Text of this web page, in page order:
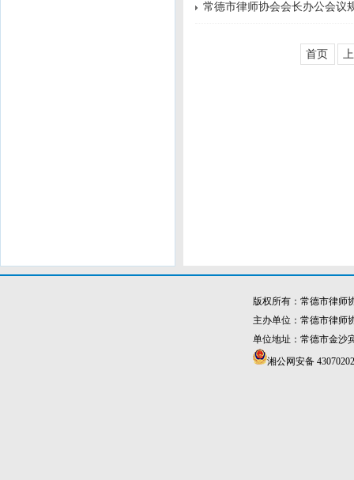
常德市律师协会会长办公会议
首页
版权所有：常德市律
主办单位：常德市律
单位地址：常德市金沙
湘公网安备